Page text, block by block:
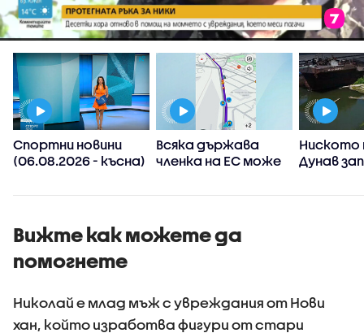
Спортни новини
(06.08.2026 - късна)
Всяка държава
членка на ЕС може
ограничи
приложения на
информация къде
Ниското
Дунав
Вижте как можете да
помогнете
Николай е млад мъж с увреждания от Нови
хан, който изработва фигури от стари